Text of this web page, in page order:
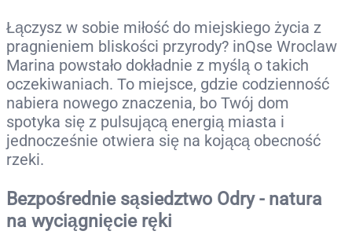
Łączysz w sobie miłość do miejskiego życia z
pragnieniem bliskości przyrody? inQse Wroclaw
Marina powstało dokładnie z myślą o takich
oczekiwaniach. To miejsce, gdzie codzienność
nabiera nowego znaczenia, bo Twój dom
spotyka się z pulsującą energią miasta i
jednocześnie otwiera się na kojącą obecność
rzeki.
Bezpośrednie sąsiedztwo Odry - natura
na wyciągnięcie ręki